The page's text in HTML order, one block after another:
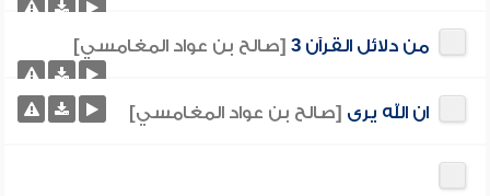
من دلائل القرآن 3 [صالح بن عواد المغامسي]
ان الله يرى [صالح بن عواد المغامسي]